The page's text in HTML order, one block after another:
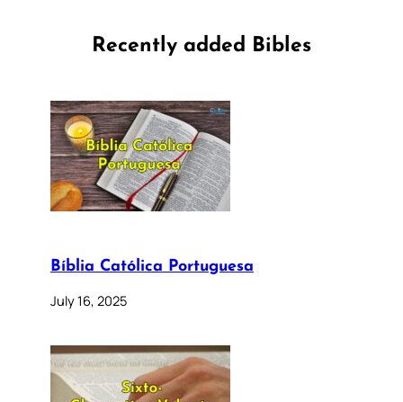
Recently added Bibles
Bíblia Católica Portuguesa
July 16, 2025